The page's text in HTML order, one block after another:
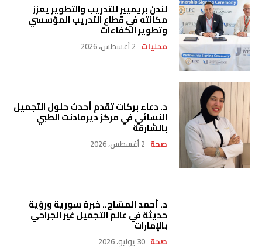
لندن بريميير للتدريب والتطوير يعزز
مكانته في قطاع التدريب المؤسسي
وتطوير الكفاءات
محليات 2 أغسطس، 2026
د. دعاء بركات تقدم أحدث حلول التجميل
النسائي في مركز ديرمادنت الطبي
بالشارقة
صحة 2 أغسطس، 2026
د. أحمد المسّاح.. خبرة سورية ورؤية
حديثة في عالم التجميل غير الجراحي
بالإمارات
صحة 30 يوليو، 2026